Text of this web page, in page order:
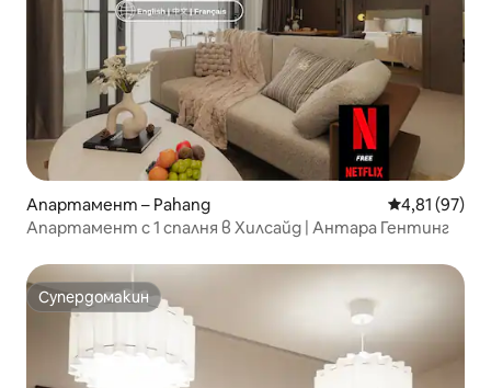
Апартамент – Pahang Средна
4,81 (97)
Апартамент с 1 спалня в Хилсайд | Антара Гентинг
Супердомакин
Супердомакин